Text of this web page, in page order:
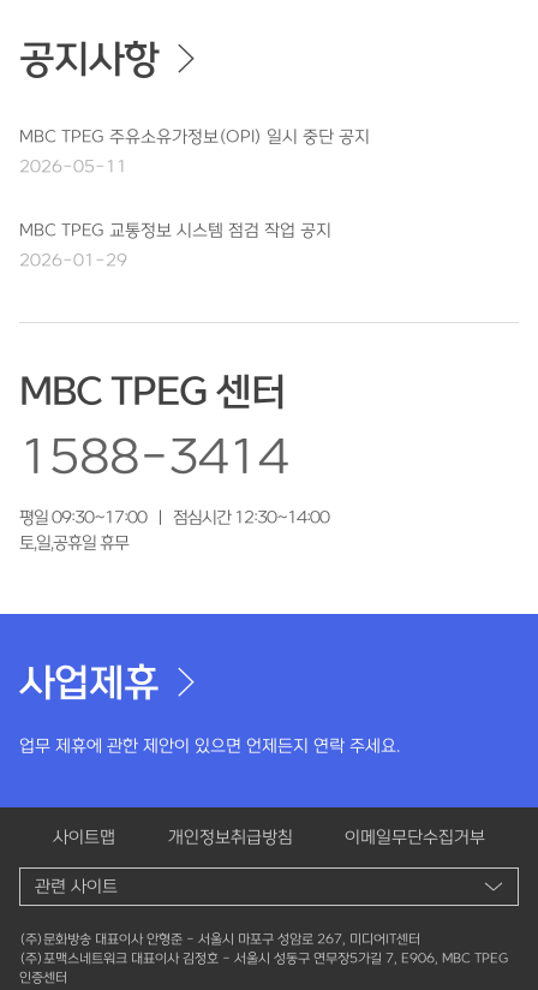
공지사항
MBC TPEG 주유소유가정보(OPI) 일시 중단 공지
2026-05-11
MBC TPEG 교통정보 시스템 점검 작업 공지
2026-01-29
MBC TPEG 센터
1588-3414
평일 09:30~17:00 | 점심시간 12:30~14:00
토,일,공휴일 휴무
사업제휴
업무 제휴에 관한 제안이 있으면 언제든지 연락 주세요.
사이트맵 개인정보취급방침 이메일무단수집거부
(주)문화방송 대표이사 안형준 - 서울시 마포구 성암로 267, 미디어IT센터
(주)포맥스네트워크 대표이사 김정호 - 서울시 성동구 연무장5가길 7, E906, MBC TPEG
인증센터